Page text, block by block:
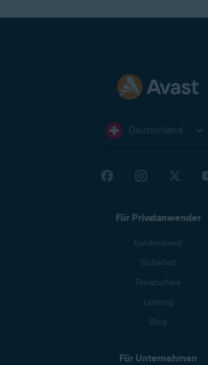
Deutschland
Für Privatanwender
Kundendienst
Sicherheit
Privatsphäre
Leistung
Blog
Für Unternehmen